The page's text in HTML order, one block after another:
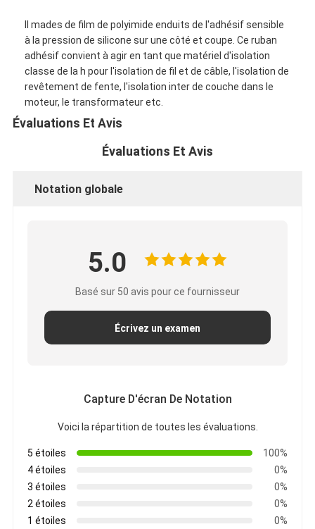
Il mades de film de polyimide enduits de l'adhésif sensible
à la pression de silicone sur une côté et coupe. Ce ruban
adhésif convient à agir en tant que matériel d'isolation
classe de la h pour l'isolation de fil et de câble, l'isolation de
revêtement de fente, l'isolation inter de couche dans le
moteur, le transformateur etc.
Évaluations Et Avis
Évaluations Et Avis
Notation globale
5.0
Basé sur 50 avis pour ce fournisseur
Écrivez un examen
Capture D'écran De Notation
Voici la répartition de toutes les évaluations.
5 étoiles
100%
4 étoiles
0%
3 étoiles
0%
2 étoiles
0%
1 étoiles
0%